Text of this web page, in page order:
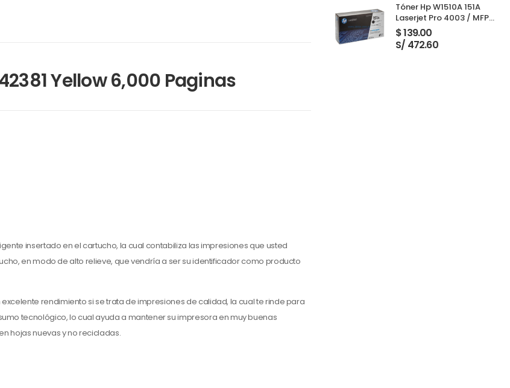
Tóner Hp W1510A 151A
Laserjet Pro 4003 / MFP
4103 Black 3,050 Páginas
$139.00
S/ 472.60
Yellow 6,000 Paginas
insertado en el cartucho, la cual contabiliza las impresiones que usted
en modo de alto relieve, que vendría a ser su identificador como producto
excelente rendimiento si se trata de impresiones de calidad, la cual te rinde para
tecnológico, lo cual ayuda a mantener su impresora en muy buenas
hojas nuevas y no recicladas.